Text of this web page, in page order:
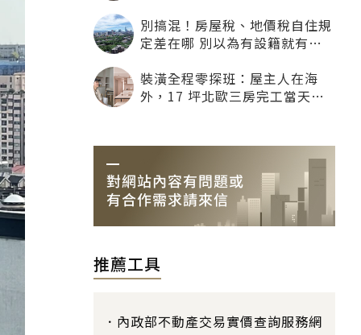
別搞混！房屋稅、地價稅自住規
定差在哪 別以為有設籍就有優
裝潢全程零探班：屋主人在海
外，17 坪北歐三房完工當天才
推薦工具
內政部不動產交易實價查詢服務網